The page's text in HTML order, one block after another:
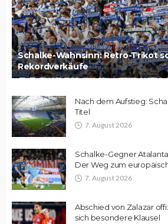
Schalke-Wahnsinn: Retro-Trikot
Rekordverkäufe
Nach dem Aufstieg:
Titel
7. August 2026
Schalke-Gegner
Der Weg zum
7. August 2026
Abschied von Zalazar
sich besondere Klausel